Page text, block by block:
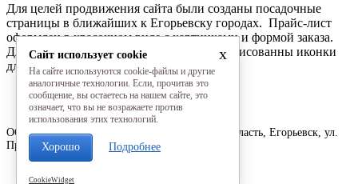
Для целей продвижения сайта были созданы посадочные
страницы в ближайших к Егорьевску городах. Прайс-лист
оформлен в красочном виде с картинками и формой заказа.
Для легкости восприятия сайта были прорисованны иконки
для всех основных элементов
ООО «ПОЛО АРТ»
Московская область, Егорьевск, ул.
Профсоюзная, д. 25, оф. 12
x
Сайт использует cookie
На сайте используются cookie-файлы и другие
аналогичные технологии. Если, прочитав это
сообщение, вы остаетесь на нашем сайте, это
означает, что вы не возражаете против
использования этих технологий.
Хорошо Подробнее
CookieWidget